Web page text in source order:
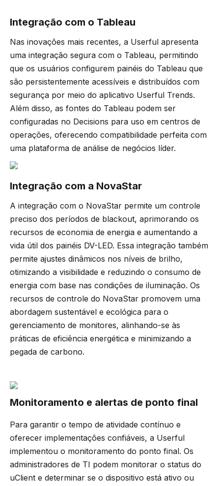
Integração com o Tableau
Nas inovações mais recentes, a Userful apresenta
uma integração segura com o Tableau, permitindo
que os usuários configurem painéis do Tableau que
são persistentemente acessíveis e distribuídos com
segurança por meio do aplicativo Userful Trends.
Além disso, as fontes do Tableau podem ser
configuradas no Decisions para uso em centros de
operações, oferecendo compatibilidade perfeita com
uma plataforma de análise de negócios líder.
Integração com a NovaStar
A integração com o NovaStar permite um controle
preciso dos períodos de blackout, aprimorando os
recursos de economia de energia e aumentando a
vida útil dos painéis DV-LED. Essa integração também
permite ajustes dinâmicos nos níveis de brilho,
otimizando a visibilidade e reduzindo o consumo de
energia com base nas condições de iluminação. Os
recursos de controle do NovaStar promovem uma
abordagem sustentável e ecológica para o
gerenciamento de monitores, alinhando-se às
práticas de eficiência energética e minimizando a
pegada de carbono.
Monitoramento e alertas de ponto final
Para garantir o tempo de atividade contínuo e
oferecer implementações confiáveis, a Userful
implementou o monitoramento do ponto final. Os
administradores de TI podem monitorar o status do
uClient e determinar se o dispositivo está ativo ou